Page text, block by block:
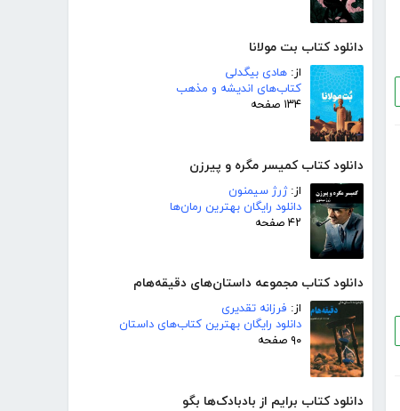
دانلود کتاب بت مولانا
از: هادی بیگدلی
کتاب‌های اندیشه و مذهب
۱۳۴ صفحه
دانلود کتاب کمیسر مگره و پیرزن
از:ژرژ سیمنون
دانلود رایگان بهترین رمان‌ها
۴۲ صفحه
دانلود کتاب مجموعه داستان‌های دقیقه‌هام
از: فرزانه تقدیری
دانلود رایگان بهترین کتاب‌های داستان
۹۰ صفحه
دانلود کتاب برایم از بادبادک‌ها بگو